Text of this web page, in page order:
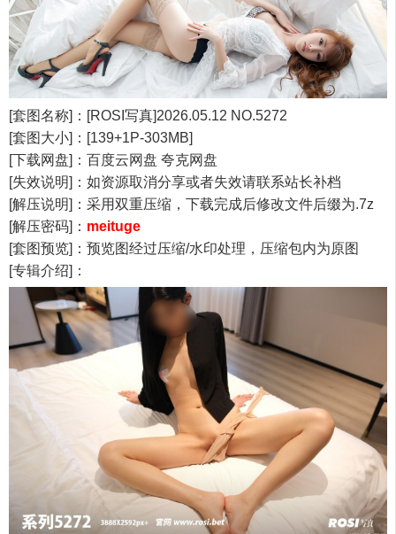
[套图名称]：[ROSI写真]2026.05.12 NO.5272
[套图大小]：[139+1P-303MB]
[下载网盘]：百度云网盘 夸克网盘
[失效说明]：如资源取消分享或者失效请联系站长补档
[解压说明]：采用双重压缩，下载完成后修改文件后缀为.7z
[解压密码]： meituge
[套图预览]：预览图经过压缩/水印处理，压缩包内为原图
[专辑介绍]：